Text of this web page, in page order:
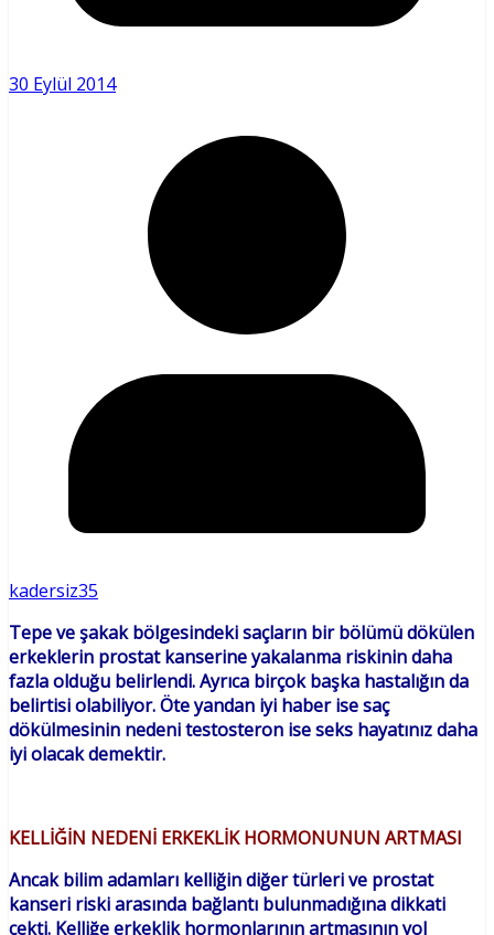
30 Eylül 2014
kadersiz35
Tepe ve şakak bölgesindeki saçların bir bölümü dökülen
erkeklerin prostat kanserine yakalanma riskinin daha
fazla olduğu belirlendi. Ayrıca birçok başka hastalığın da
belirtisi olabiliyor. Öte yandan iyi haber ise saç
dökülmesinin nedeni testosteron ise seks hayatınız daha
iyi olacak demektir.
KELLİĞİN NEDENİ ERKEKLİK HORMONUNUN ARTMASI
Ancak bilim adamları kelliğin diğer türleri ve prostat
kanseri riski arasında bağlantı bulunmadığına dikkati
çekti. Kelliğe erkeklik hormonlarının artmasının yol